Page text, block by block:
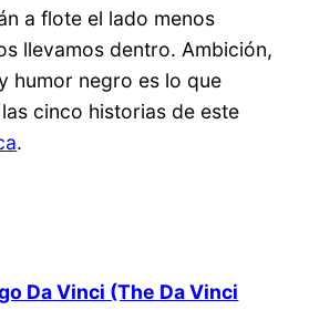
a flote el lado menos
llevamos dentro. Ambición,
humor negro es lo que
cinco historias de este
.
Da Vinci (The Da Vinci